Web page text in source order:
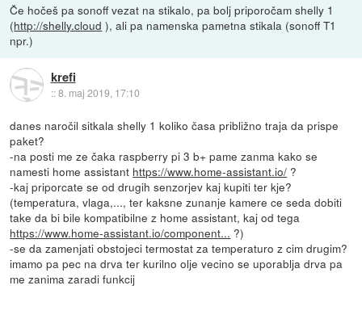
Če hočeš pa sonoff vezat na stikalo, pa bolj priporočam shelly 1
(http://shelly.cloud ), ali pa namenska pametna stikala (sonoff T1
npr.)
krefi
::8. maj 2019, 17:10
danes naročil sitkala shelly 1 koliko časa približno traja da prispe
paket?
-na posti me ze čaka raspberry pi 3 b+ pame zanma kako se
namesti home assistant https://www.home-assistant.io/ ?
-kaj priporcate se od drugih senzorjev kaj kupiti ter kje?
(temperatura, vlaga,..., ter kaksne zunanje kamere ce seda dobiti
take da bi bile kompatibilne z home assistant, kaj od tega
https://www.home-assistant.io/component... ?)
-se da zamenjati obstojeci termostat za temperaturo z cim drugim?
imamo pa pec na drva ter kurilno olje vecino se uporablja drva pa
me zanima zaradi funkcij